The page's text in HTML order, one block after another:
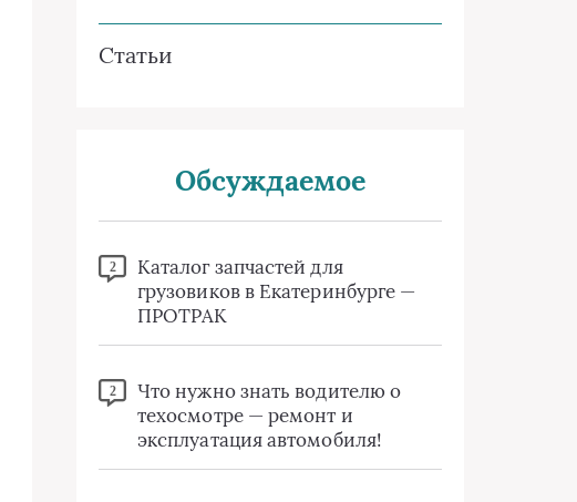
Статьи
Обсуждаемое
2
Каталог запчастей для
грузовиков в Екатеринбурге —
ПРОТРАК
2
Что нужно знать водителю о
техосмотре — ремонт и
эксплуатация автомобиля!